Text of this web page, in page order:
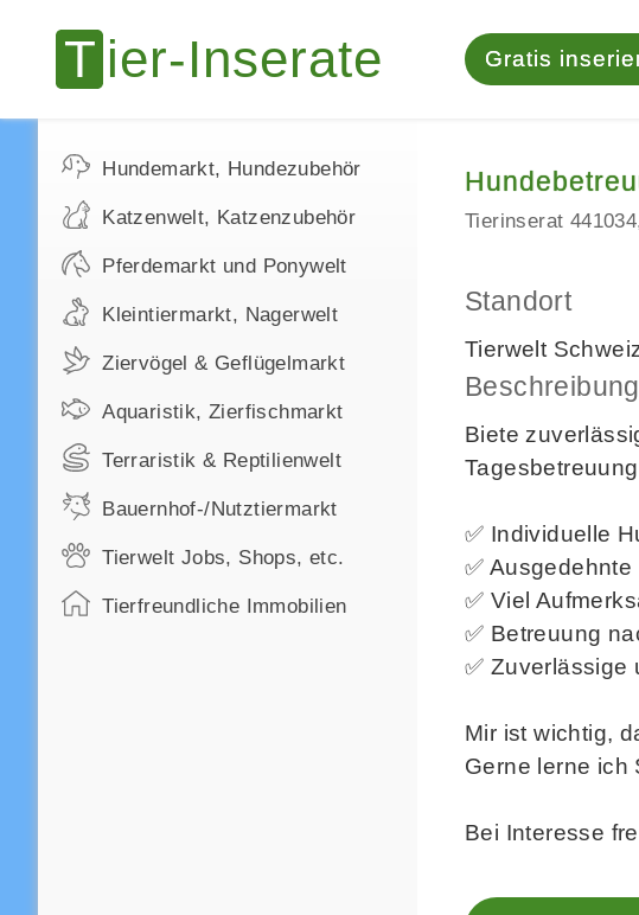
Gratis
Hundemarkt, Hundezubehör
Katzenwelt, Katzenzubehör
Pferdemarkt und Ponywelt
Kleintiermarkt, Nagerwelt
Ziervögel & Geflügelmarkt
Aquaristik, Zierfischmarkt
Terraristik & Reptilienwelt
Bauernhof-/Nutztiermarkt
Tierwelt Jobs, Shops, etc.
Tierfreundliche Immobilien
Tierinserat 441034
Standort
Tierwelt
Beschreibung
Biete
✅ Individuelle
✅
✅ Viel
✅ Betreuung
✅ Zuverlässige
Mir ist wichtig,
Gerne lerne ich
Bei Interesse